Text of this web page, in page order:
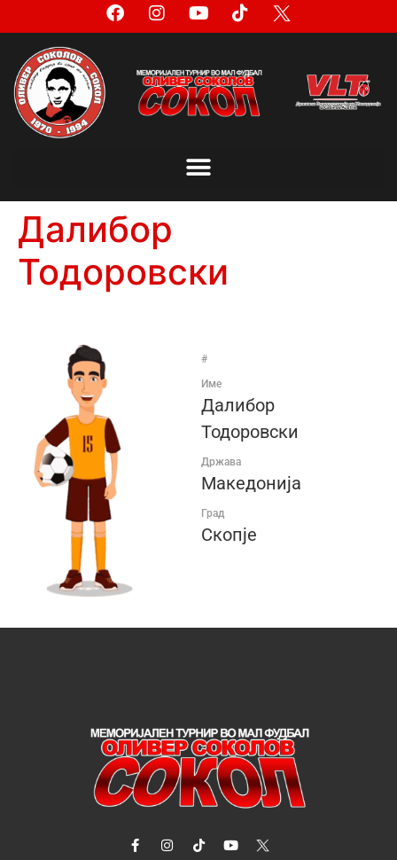
Далибор
Тодоровски
#
Име
Далибор
Тодоровски
Држава
Македонија
Град
Скопје